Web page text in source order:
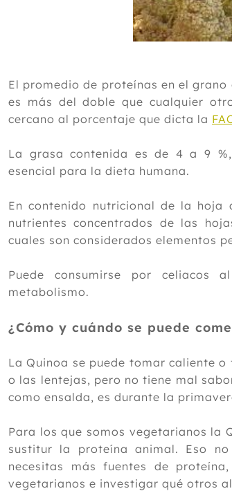
El promedio de proteínas en el grano
es más del doble que cualquier
cercano al porcentaje que dicta la
La grasa contenida es de 4 a 9
esencial para la dieta humana.
En contenido nutricional de la hoja
nutrientes concentrados de las
cuales son considerados elementos
Puede consumirse por
metabolismo.
¿Cómo y cuándo se puede
La Quinoa se puede tomar caliente
o las lentejas, pero no tiene mal
como ensalda, es durante la
Para los que somos vegetarianos la
sustitur la proteína animal. Eso
necesitas más fuentes de
vegetarianos e investigar qué otros